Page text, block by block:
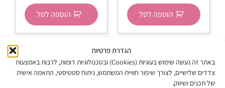
הגדרת פרטיות
באתר זה נעשה שימוש בעוגיות (Cookies) ובטכנולוגיות דומות, לרבות באמצעות
צדדים שלישיים, לצורך שיפור חוויית המשתמש, ניתוח סטטיסטי, התאמה אישית
של תכנים ושיווק.
הוספה לסל הוספה לסל